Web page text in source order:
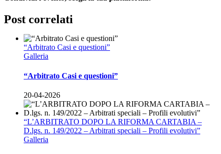
Facebook
Twitter
LinkedIn
WhatsApp
Email
Post correlati
“Arbitrato Casi e questioni”
Galleria
“Arbitrato Casi e questioni”
20-04-2026
“L’ARBITRATO DOPO LA RIFORMA CARTABIA –
D.lgs. n. 149/2022 – Arbitrati speciali – Profili evolutivi”
Galleria